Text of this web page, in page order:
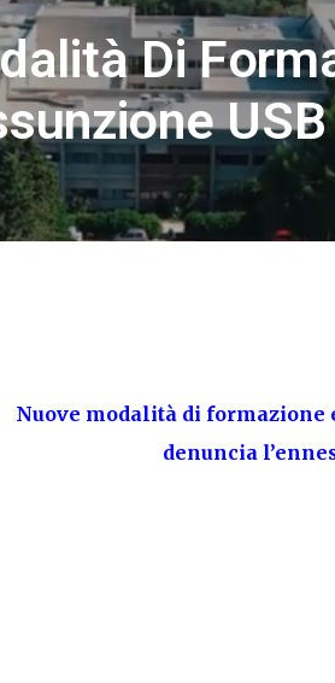
Di
USB
Nuove modalità di formazione
denuncia